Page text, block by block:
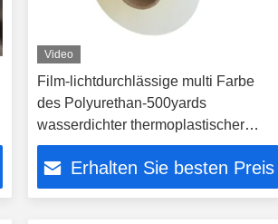
Video
Film-lichtdurchlässige multi Farbe
des Polyurethan-500yards
wasserdichter thermoplastischer
glatter TPU
Erhalten Sie besten Preis